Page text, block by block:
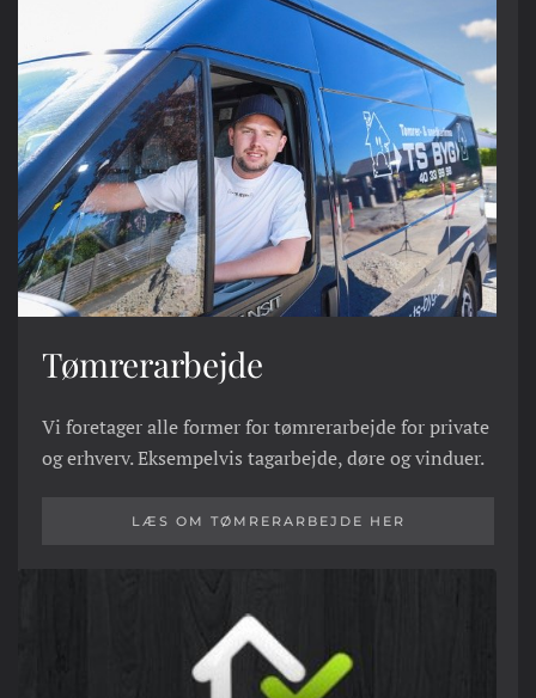
Tømrerarbejde
Vi foretager alle former for tømrerarbejde for private
og erhverv. Eksempelvis tagarbejde, døre og vinduer.
LÆS OM TØMRERARBEJDE HER